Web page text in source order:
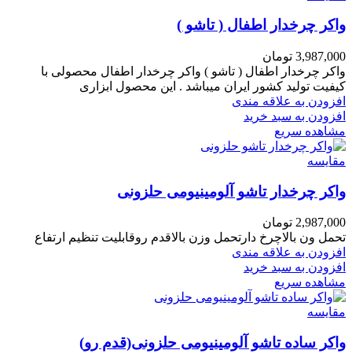
واکر چرخدار اطفال ( تاشو )
3,987,000 تومان
واکر چرخدار اطفال ( تاشو ) واکر چرخدار اطفال محصولی با
کیفیت تولید کشور ایران میباشد . این محصول ابزاری
افزودن به علاقه مندی
افزودن به سبد خرید
مشاهده سریع
مقایسه
واکر چرخدار تاشو آلومینیومی حلزونی
2,987,000 تومان
تحمل ون بالاچرخ دارتحمل وزن بالاقدم روقابلیت تنظیم ارتفاع
افزودن به علاقه مندی
افزودن به سبد خرید
مشاهده سریع
مقایسه
واکر ساده تاشو آلومینیومی حلزونی(قدم رو)